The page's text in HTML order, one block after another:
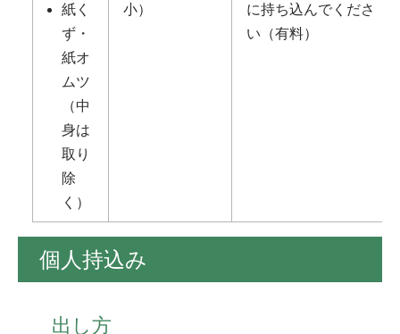
紙く
ず・
紙オ
ムツ
（中
身は
取り
除
く）
小）
に持ち込んでくださ
い（有料）
個人持込み
出し方